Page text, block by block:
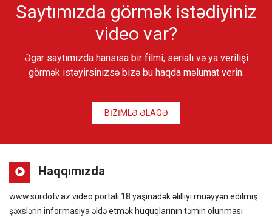
Saytımızda görmək istədiyiniz
video var?
Əgər saytımızda hansısa bir filmi, serialı və ya verilişi
görmək istəyirsinizsə bizə bu haqda məlumat verin.
BİZİMLƏ ƏLAQƏ
Haqqımızda
www.surdotv.az video portalı 18 yaşınadək əlilliyi müəyyən edilmiş
şəxslərin informasiya əldə etmək hüquqlarının təmin olunması